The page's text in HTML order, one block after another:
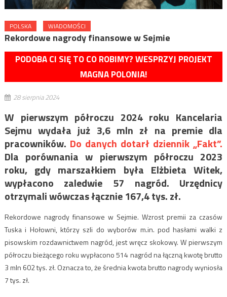
POLSKA WIADOMOŚCI
Rekordowe nagrody finansowe w Sejmie
PODOBA CI SIĘ TO CO ROBIMY? WESPRZYJ PROJEKT
MAGNA POLONIA!
28 sierpnia 2024
W pierwszym półroczu 2024 roku Kancelaria
Sejmu wydała już 3,6 mln zł na premie dla
pracowników. Do danych dotarł dziennik „Fakt”.
Dla porównania w pierwszym półroczu 2023
roku, gdy marszałkiem była Elżbieta Witek,
wypłacono zaledwie 57 nagród. Urzędnicy
otrzymali wówczas łącznie 167,4 tys. zł.
Rekordowe nagrody finansowe w Sejmie. Wzrost premii za czasów
Tuska i Hołowni, którzy szli do wyborów m.in. pod hasłami walki z
pisowskim rozdawnictwem nagród, jest wręcz skokowy. W pierwszym
półroczu bieżącego roku wypłacono 514 nagród na łączną kwotę brutto
3 mln 602 tys. zł. Oznacza to, że średnia kwota brutto nagrody wyniosła
7 tys. zł.